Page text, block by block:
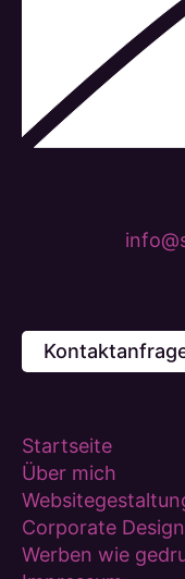
Startseite
Über mich
Corporate Design
Werben wie